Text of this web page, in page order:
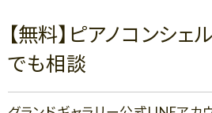
【無料】ピアノコンシェ
でも相談